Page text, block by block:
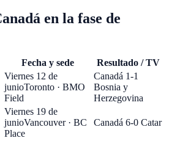
en la fase de
Fecha y sede
Resultado / TV
Viernes 12 de
junioToronto · BMO
Field
Canadá 1-1
Bosnia y
Herzegovina
Viernes 19 de
junioVancouver · BC
Place
Canadá 6-0 Catar